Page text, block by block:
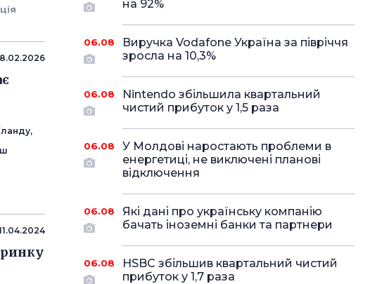
на 92%
06.08
Виручка Vodafone Україна за півріччя
зросла на 10,3%
06.08
Nintendo збільшила квартальний
чистий прибуток у 1,5 раза
06.08
У Молдові наростають проблеми в
енергетиці, не виключені планові
відключення
06.08
Які дані про українську компанію
бачать іноземні банки та партнери
06.08
HSBC збільшив квартальний чистий
прибуток у 1,7 раза